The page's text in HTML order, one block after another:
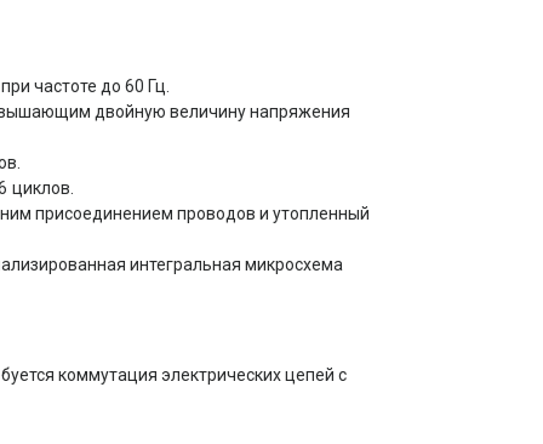
частоте до 60 Гц.
двойную величину напряжения
циклов.
присоединением проводов и утопленный
интегральная микросхема
коммутация электрических цепей с